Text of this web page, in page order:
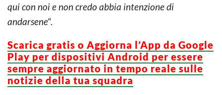
qui con noi e non credo abbia intenzione di
andarsene“.
Scarica gratis o Aggiorna l’App da Google
Play per dispositivi Android per essere
sempre aggiornato in tempo reale sulle
notizie della tua squadra